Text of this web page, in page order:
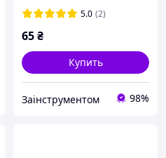
5.0 (2)
65₴
Купить
Заінструментом 98%